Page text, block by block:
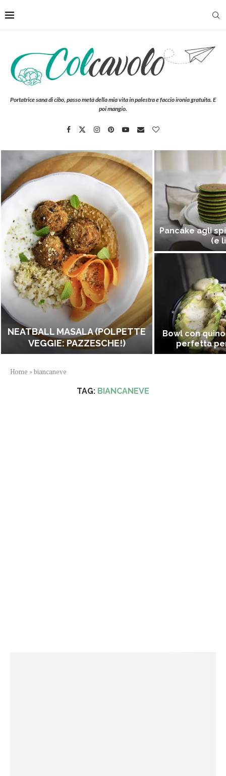
Portatrice sana di cibo, passo metà della mia vita in palestra e faccio ironia gratuita. E
poi mangio.
NEATBALL MASALA (POLPETTE
VEGGIE: PAZZESCHE!)
Pancake agli
(e
Bowl con
perfetta
Home »biancaneve
TAG: BIANCANEVE